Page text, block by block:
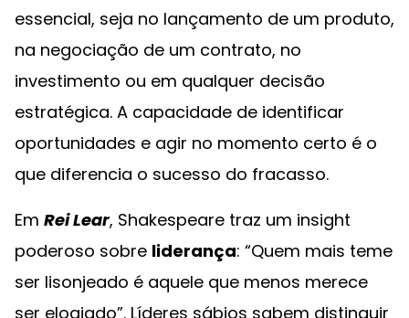
essencial, seja no lançamento de um produto,
na negociação de um contrato, no
investimento ou em qualquer decisão
estratégica. A capacidade de identificar
oportunidades e agir no momento certo é o
que diferencia o sucesso do fracasso.
Em Rei Lear, Shakespeare traz um insight
poderoso sobre liderança: “Quem mais teme
ser lisonjeado é aquele que menos merece
ser elogiado”. Líderes sábios sabem distinguir